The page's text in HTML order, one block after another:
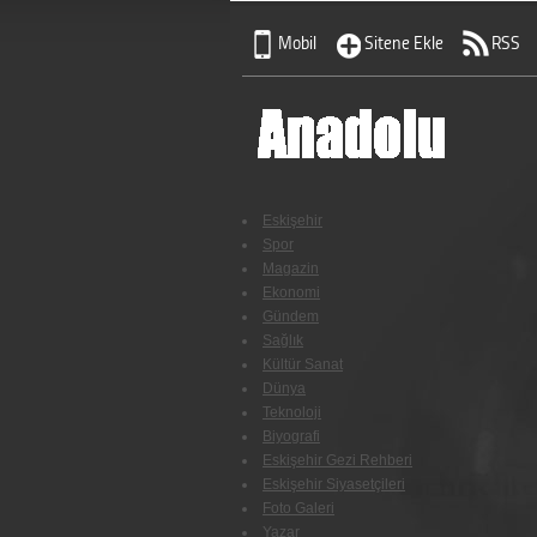
Mobil Sitene Ekle RSS
Eskişehir
Spor
Magazin
Ekonomi
Gündem
Sağlık
Kültür Sanat
Dünya
Teknoloji
Biyografi
Eskişehir Gezi Rehberi
Eskişehir Siyasetçileri
Foto Galeri
Yazar